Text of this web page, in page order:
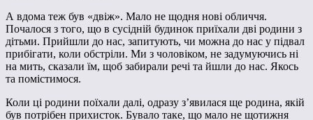
А вдома теж був «двіж». Мало не щодня нові обличчя.
Почалося з того, що в сусідній будинок приїхали дві родини з
дітьми. Прийшли до нас, запитують, чи можна до нас у підвал
прибігати, коли обстріли. Ми з чоловіком, не задумуючись ні
на мить, сказали їм, щоб забирали речі та йшли до нас. Якось
та помістимося.
Коли ці родини поїхали далі, одразу з’явилася ще родина, якій
був потрібен прихисток. Бувало таке, що мало не щотижня